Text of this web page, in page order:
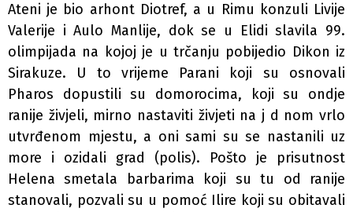
Ateni je bio arhont Diotref, a u Rimu konzuli Livije
Valerije i Aulo Manlije, dok se u Elidi slavila 99.
olimpijada na kojoj je u trčanju pobijedio Dikon iz
Sirakuze. U to vrijeme Parani koji su osnovali
Pharos dopustili su domorocima, koji su ondje
ranije živjeli, mirno nastaviti živjeti na j d­ nom vrlo
utvrđenom mjestu, a oni sami su se nastanili uz
more i ozidali grad (polis). Pošto je prisutnost
Helena smetala barbarima koji su tu od ranije
stanovali, pozvali su u pomoć Ilire koji su obitavali